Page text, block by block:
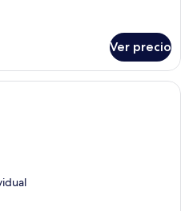
Ver precio
Una habitación con literas, una